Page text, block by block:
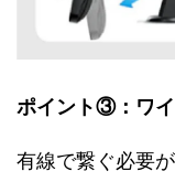
ポイント③：ワ
有線で繋ぐ必要